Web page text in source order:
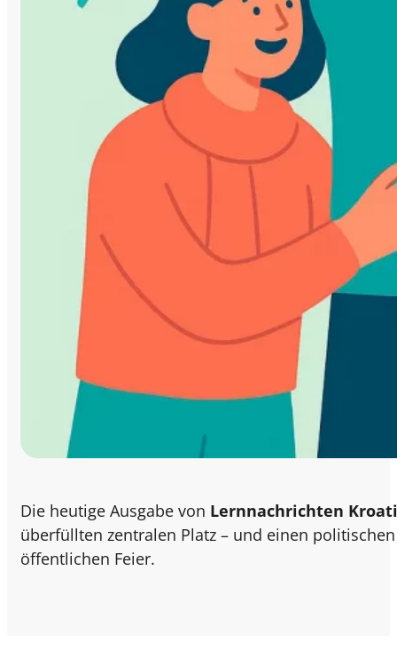
Die heutige Ausgabe von Lernnachrichten
überfüllten zentralen Platz – und einen
öffentlichen Feier.